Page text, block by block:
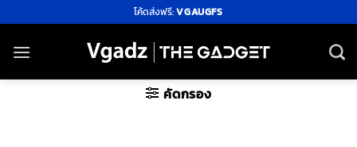
ไป
ยัง
โค้ดส่งฟรี:VGAUGFS
คัดกรอง